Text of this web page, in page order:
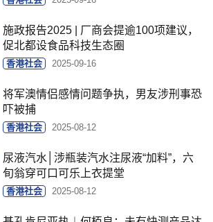
施政报告2025 | 厂商会提逾100项建议，
促北都设食品科技生态圈
香港社会 2025-09-16
将军澳情侣感情问题争执，男友涉刑事恐
吓被捕
香港社会 2025-08-12
尿液汽水│涉瓶装汽水注尿液“加料”，六
旬翁穿可口可乐上衣提堂
香港社会 2025-08-12